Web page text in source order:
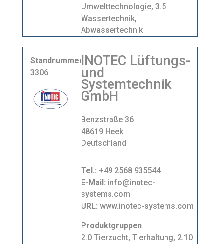
Umwelttechnologie, 3.5
Wassertechnik,
Abwassertechnik
Standnummer
3306
INOTEC Lüftungs-
und
Systemtechnik
GmbH
Benzstraße 36
48619 Heek
Deutschland
Tel.: +49 2568 935544
E-Mail: info@inotec-
systems.com
URL: www.inotec-systems.com
Produktgruppen
2.0 Tierzucht, Tierhaltung, 2.10